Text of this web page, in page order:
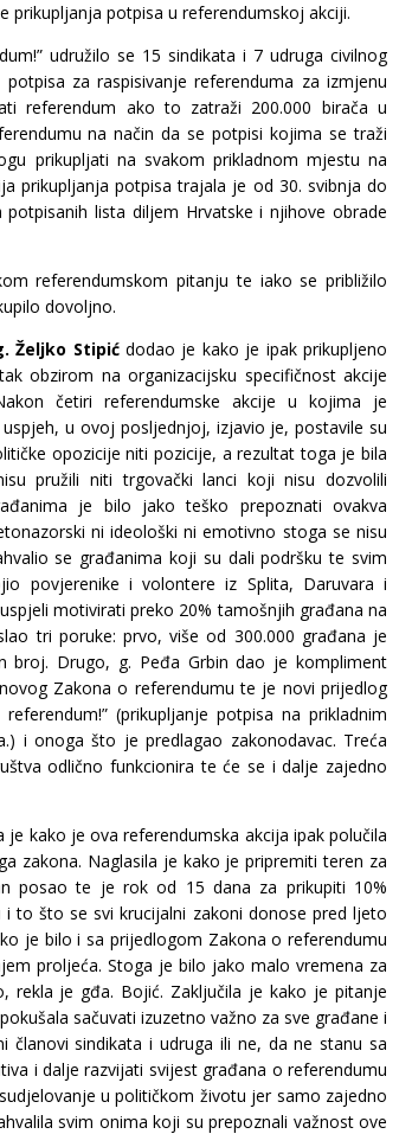
prikupljanja potpisa u referendumskoj akciji.
udružilo se 15 sindikata i 7 udruga civilnog
za raspisivanje referenduma za izmjenu
referendum ako to zatraži 200.000 birača u
na način da se potpisi kojima se traži
prikupljati na svakom prikladnom mjestu na
prikupljanja potpisa trajala je od 30. svibnja do
lista diljem Hrvatske i njihove obrade
referendumskom pitanju te iako se približilo
dovoljno.
Željko Stipićdodao je kako je ipak prikupljeno
obzirom na organizacijsku specifičnost akcije
četiri referendumske akcije u kojima je
u ovoj posljednjoj, izjavio je, postavile su
opozicije niti pozicije, a rezultat toga je bila
pružili niti trgovački lanci koji nisu dozvolili
je bilo jako teško prepoznati ovakva
ni ideološki ni emotivno stoga se nisu
se građanima koji su dali podršku te svim
povjerenike i volontere iz Splita, Daruvara i
motivirati preko 20% tamošnjih građana na
tri poruke: prvo, više od 300.000 građana je
broj. Drugo, g. Peđa Grbin dao je kompliment
Zakona o referendumu te je novi prijedlog
(prikupljanje potpisa na prikladnim
i onoga što je predlagao zakonodavac. Treća
odlično funkcionira te će se i dalje zajedno
je kako je ova referendumska akcija ipak polučila
zakona. Naglasila je kako je pripremiti teren za
posao te je rok od 15 dana za prikupiti 10%
to što se svi krucijalni zakoni donose pred ljeto
je bilo i sa prijedlogom Zakona o referendumu
proljeća. Stoga je bilo jako malo vremena za
rekla je gđa. Bojić. Zaključila je kako je pitanje
sačuvati izuzetno važno za sve građane i
sindikata i udruga ili ne, da ne stanu sa
i dalje razvijati svijest građana o referendumu
u političkom životu jer samo zajedno
svim onima koji su prepoznali važnost ove